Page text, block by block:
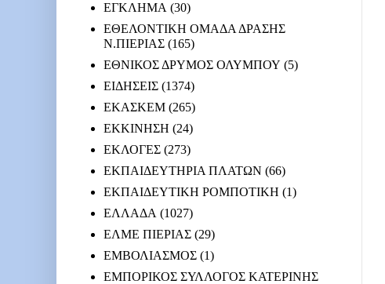
ΕΓΚΛΗΜΑ (30)
ΕΘΕΛΟΝΤΙΚΗ ΟΜΑΔΑ ΔΡΑΣΗΣ
Ν.ΠΙΕΡΙΑΣ (165)
ΕΘΝΙΚΟΣ ΔΡΥΜΟΣ ΟΛΥΜΠΟΥ (5)
ΕΙΔΗΣΕΙΣ (1374)
ΕΚΑΣΚΕΜ (265)
ΕΚΚΙΝΗΣΗ (24)
ΕΚΛΟΓΕΣ (273)
ΕΚΠΑΙΔΕΥΤΗΡΙΑ ΠΛΑΤΩΝ (66)
ΕΚΠΑΙΔΕΥΤΙΚΗ ΡΟΜΠΟΤΙΚΗ (1)
ΕΛΛΑΔΑ (1027)
ΕΛΜΕ ΠΙΕΡΙΑΣ (29)
ΕΜΒΟΛΙΑΣΜΟΣ (1)
ΕΜΠΟΡΙΚΟΣ ΣΥΛΛΟΓΟΣ ΚΑΤΕΡΙΝΗΣ